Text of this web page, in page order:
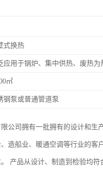
式换热
㎡
钢泵或普通管道泵
公司拥有一批拥有的设计和生
造船业、暖通空调等行业的客
产品从设计、制造到检验均符